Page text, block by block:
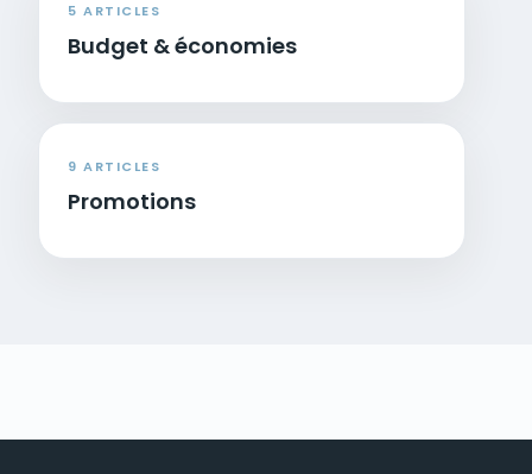
5 ARTICLES
Budget & économies
9 ARTICLES
Promotions